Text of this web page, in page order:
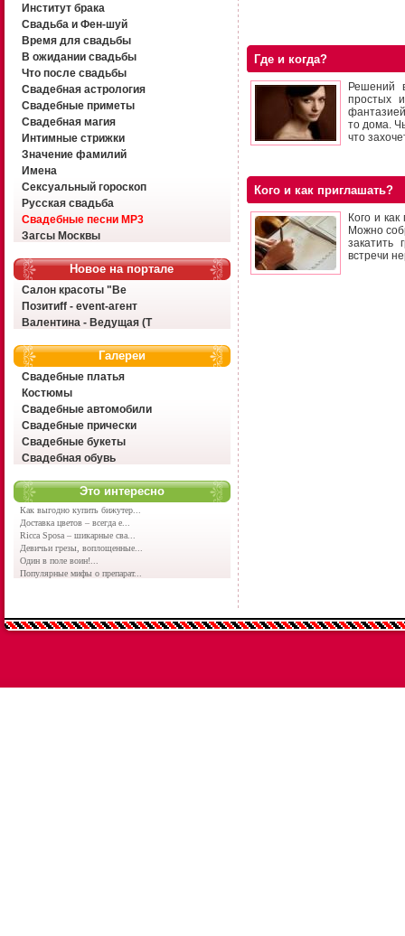
Институт брака
Свадьба и Фен-шуй
Время для свадьбы
В ожидании свадьбы
Что после свадьбы
Свадебная астрология
Свадебные приметы
Свадебная магия
Интимные стрижки
Значение фамилий
Имена
Сексуальный гороскоп
Русская свадьба
Свадебные песни MP3
Загсы Москвы
Новое на портале
Салон красоты "Ве
Позитиff - event-агент
Валентина - Ведущая (Т
Галереи
Свадебные платья
Костюмы
Свадебные автомобили
Свадебные прически
Свадебные букеты
Свадебная обувь
Это интересно
Как выгодно купить бижутер...
Доставка цветов – всегда е...
Ricca Sposa – шикарные сва...
Девичьи грезы, воплощенные...
Один в поле воин!...
Популярные мифы о препарат...
Где и когда?
Решений
простых
то дома.
что
Кого и как приглашать?
Кого и
Можно
закатить
встречи